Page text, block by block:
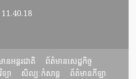
នអន្តរជាតិ
ព័ត៌មានសេដ្ឋកិច្ច
យា សិល្បៈកំសាន្ត
ព័ត៌មានកីឡា